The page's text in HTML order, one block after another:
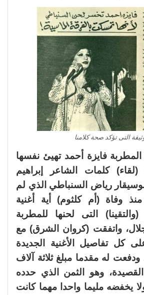
التى تؤكد صحة كلامنا
كانت المطربة فايزة أحمد تهيئ نفسها
كلمات الشاعر إبراهيم
رياض السنباطي الذي لم
وفاة (أم كلثوم) أية أغنية
التى لحنها للمطربة
جلال، واتفقت (كروان الشرق) مع
على كل تفاصيل الأغنية الجديدة
ودفعت له مقدما مبلغ ثلاثة آلاف
وهو الثمن الذي حدده
يخفضه مليما واحدا مهما كانت